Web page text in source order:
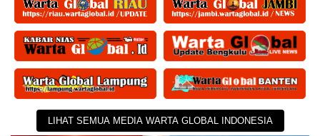
LIHAT SEMUA MEDIA WARTA GLOBAL INDONESIA